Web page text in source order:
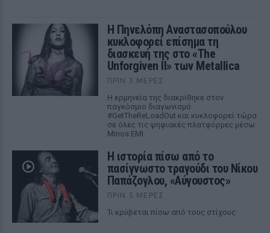
Η Πηνελόπη Αναστασοπούλου
κυκλοφορεί επίσημα τη
διασκευή της στο «The
Unforgiven II» των Metallica
ΠΡΙΝ 3 ΜΈΡΕΣ
Η ερμηνεία της διακρίθηκε στον
παγκόσμιο διαγωνισμό
#GetTheReLoadOut και κυκλοφορεί τώρα
σε όλες τις ψηφιακές πλατφόρμες μέσω
Minos EMI.
Η ιστορία πίσω από το
πασίγνωστο τραγούδι του Νίκου
Παπάζογλου, «Αύγουστος»
ΠΡΙΝ 5 ΜΈΡΕΣ
Τι κρύβεται πίσω από τους στίχους